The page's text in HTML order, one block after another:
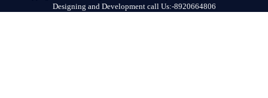
Designing and Development call Us:-8920664806